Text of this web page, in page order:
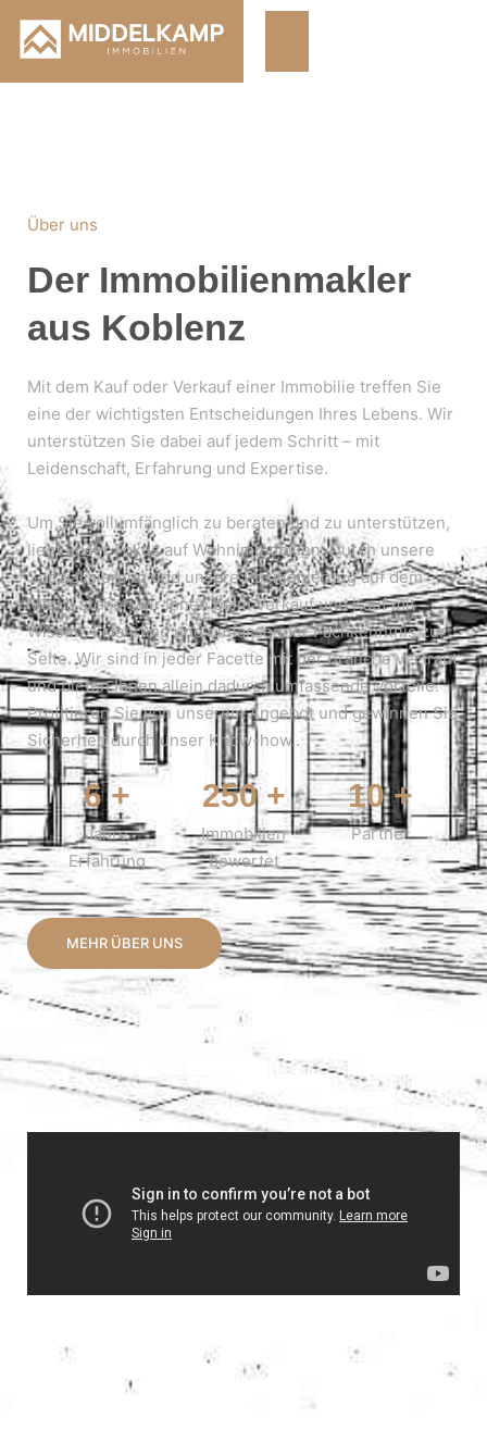
Über uns
Der Immobilienmakler
aus Koblenz
Mit dem Kauf oder Verkauf einer Immobilie treffen Sie
eine der wichtigsten Entscheidungen Ihres Lebens. Wir
unterstützen Sie dabei auf jedem Schritt – mit
Leidenschaft, Erfahrung und Expertise.
Um Sie vollumfänglich zu beraten und zu unterstützen,
liegt unser Fokus auf Wohnimmobilien. Durch unsere
Spezialisierung und unsere Positionierung auf dem
Markt, stehen wir Ihnen beim Verkauf und Kauf mit
Wissen, Erfahrung und umfassender Fachkenntnis zur
Seite. Wir sind in jeder Facette mit der Branche vertraut
und bieten Ihnen allein dadurch umfassende Vorteile.
Profitieren Sie von unserem Angebot und gewinnen Sie
Sicherheit durch unser Know-how..
6 +
Jahre
Erfahrung
250 +
Immobilien
bewertet
10 +
Partner
MEHR ÜBER UNS